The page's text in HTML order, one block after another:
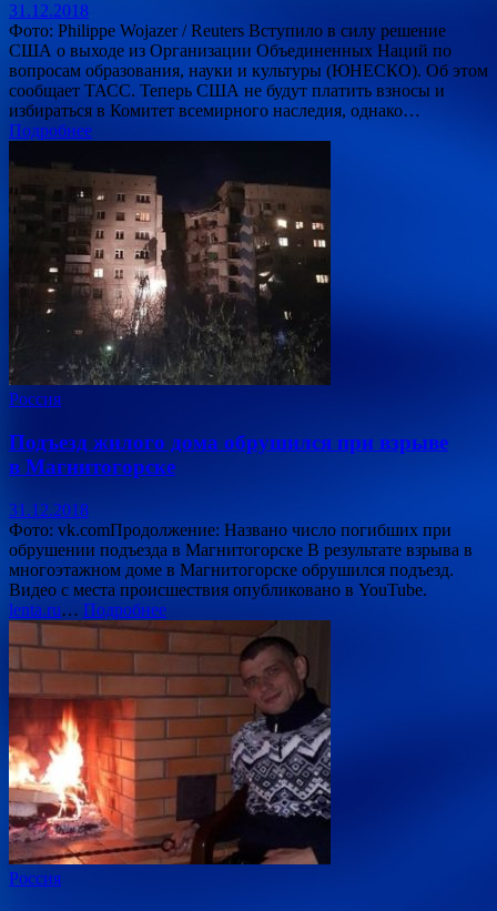
31.12.2018
Фото: Philippe Wojazer / Reuters Вступило в силу решение
США о выходе из Организации Объединенных Наций по
вопросам образования, науки и культуры (ЮНЕСКО). Об этом
сообщает ТАСС. Теперь США не будут платить взносы и
избираться в Комитет всемирного наследия, однако…
Подробнее
Россия
Подъезд жилого дома обрушился при взрыве
в Магнитогорске
31.12.2018
Фото: vk.comПродолжение: Названо число погибших при
обрушении подъезда в Магнитогорске В результате взрыва в
многоэтажном доме в Магнитогорске обрушился подъезд.
Видео с места происшествия опубликовано в YouTube.
lenta.ru… Подробнее
Россия